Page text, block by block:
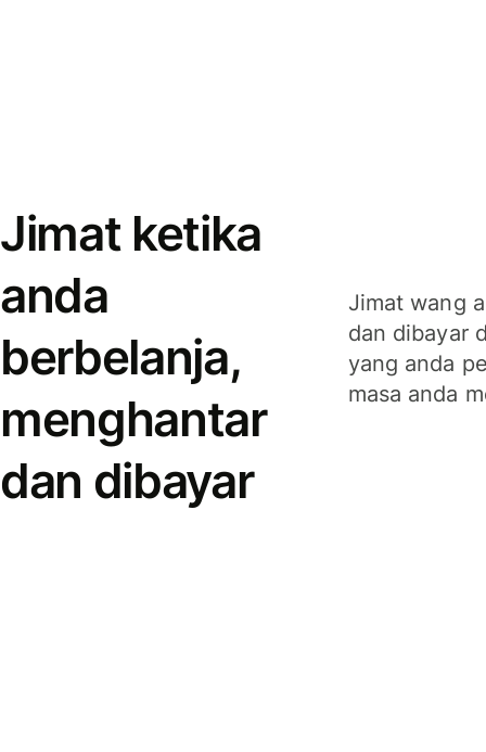
Jimat ketika
anda
berbelanja,
menghantar
dan dibayar
Jimat wang
dan dibayar
yang anda
masa anda